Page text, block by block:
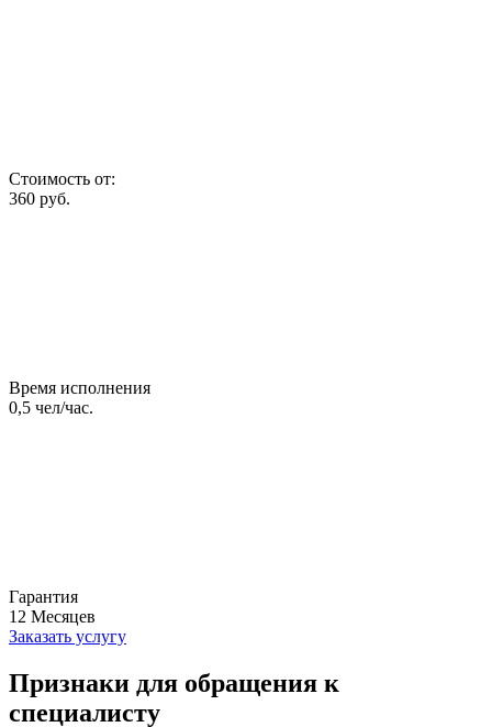
Стоимость от:
360 руб.
Время исполнения
0,5 чел/час.
Гарантия
12 Месяцев
Заказать услугу
Признаки для обращения к
специалисту